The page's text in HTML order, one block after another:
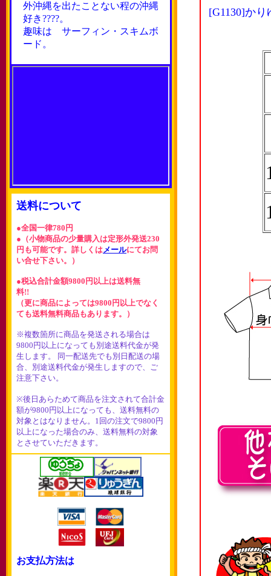
外沖縄を出たことない程の沖縄
好き????。
趣味は サーフィン・スキムボ
ード。
送料について
●全国一律780円
●（小物商品の少量購入は定形外発送230
円も可能です。詳しくはメールにてお問
い合せ下さい。）
●税込合計金額9800円以上は送料無
料!!
（更に商品によっては9800円以上でなく
ても送料無料商品もあります。）
※複数箇所に商品を発送される場合は
9800円以上になっても別途送料代金が発
生します。 同一配送先でも別日配送の場
合、別途送料代金が発生しますので、ご
注意下さい。
※後日あらためて商品を注文されて合計金
額が9800円以上になっても、送料無料の
対象とはなりません。1回の注文で9800円
以上になった場合のみ、送料無料の対象
とさせていただきます。
お支払方法は
[G1130]か